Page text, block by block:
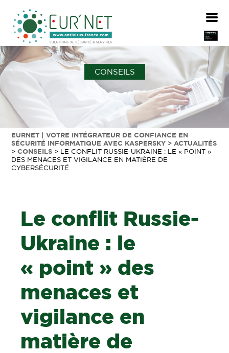
CONSEILS
EURNET | VOTRE INTÉGRATEUR DE CONFIANCE EN
SÉCURITÉ INFORMATIQUE AVEC KASPERSKY >ACTUALITÉS
>CONSEILS > LE CONFLIT RUSSIE-UKRAINE : LE « POINT »
DES MENACES ET VIGILANCE EN MATIÈRE DE
CYBERSÉCURITÉ
Le conflit Russie-
Ukraine : le
« point » des
menaces et
vigilance en
matière de